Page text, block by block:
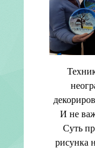
И не
Суть
рисунка